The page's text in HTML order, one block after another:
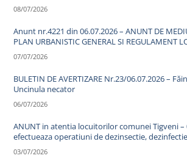
08/07/2026
Anunt nr.4221 din 06.07.2026 – ANUNT DE
PLAN URBANISTIC GENERAL SI REGULAMENT
07/07/2026
BULETIN DE AVERTIZARE Nr.23/06.07.2026 –
Uncinula necator
06/07/2026
ANUNT in atentia locuitorilor comunei Tigveni –
efectueaza operatiuni de dezinsectie,
03/07/2026